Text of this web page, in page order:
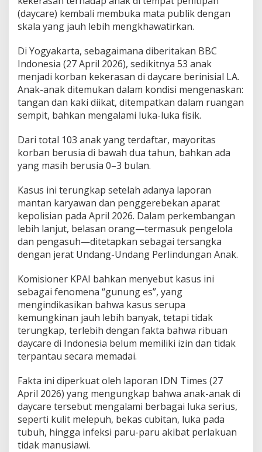
(daycare) kembali membuka mata publik dengan
skala yang jauh lebih mengkhawatirkan.
Di Yogyakarta, sebagaimana diberitakan BBC
Indonesia (27 April 2026), sedikitnya 53 anak
menjadi korban kekerasan di daycare berinisial LA.
Anak-anak ditemukan dalam kondisi mengenaskan:
tangan dan kaki diikat, ditempatkan dalam ruangan
sempit, bahkan mengalami luka-luka fisik.
Dari total 103 anak yang terdaftar, mayoritas
korban berusia di bawah dua tahun, bahkan ada
yang masih berusia 0–3 bulan.
Kasus ini terungkap setelah adanya laporan
mantan karyawan dan penggerebekan aparat
kepolisian pada April 2026. Dalam perkembangan
lebih lanjut, belasan orang—termasuk pengelola
dan pengasuh—ditetapkan sebagai tersangka
dengan jerat Undang-Undang Perlindungan Anak.
Komisioner KPAI bahkan menyebut kasus ini
sebagai fenomena “gunung es”, yang
mengindikasikan bahwa kasus serupa
kemungkinan jauh lebih banyak, tetapi tidak
terungkap, terlebih dengan fakta bahwa ribuan
daycare di Indonesia belum memiliki izin dan tidak
terpantau secara memadai.
Fakta ini diperkuat oleh laporan IDN Times (27
April 2026) yang mengungkap bahwa anak-anak di
daycare tersebut mengalami berbagai luka serius,
seperti kulit melepuh, bekas cubitan, luka pada
tubuh, hingga infeksi paru-paru akibat perlakuan
tidak manusiawi.